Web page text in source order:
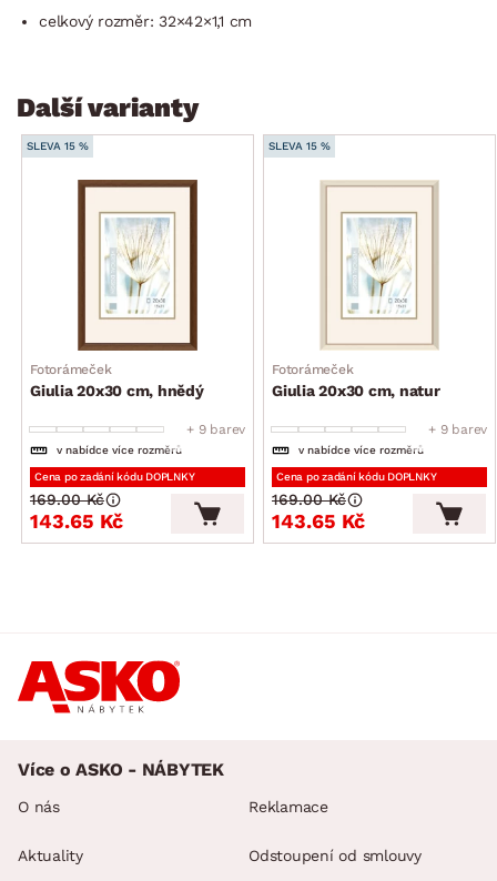
celkový rozměr: 32×42×1,1 cm
Další varianty
SLEVA 15 %
Fotorámeček
Giulia 20x30 cm, hnědý
+ 9 barev
v nabídce více rozměrů
Cena po zadání kódu DOPLNKY
143.65 Kč
169.00 Kč
SLEVA 15 %
Fotorámeček
Giulia 20x30 cm, natur
+ 9 barev
v nabídce více rozměrů
Cena po zadání kódu DOPLNKY
143.65 Kč
169.00 Kč
Více o ASKO - NÁBYTEK
O nás
Aktuality
Reklamace
Odstoupení od smlouvy